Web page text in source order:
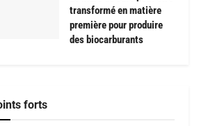
transformé en matière
première pour produire
des biocarburants
forts